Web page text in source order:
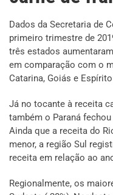
Dados da Secretaria de
primeiro trimestre de
três estados
em comparação com o
Catarina, Goiás e
Já no tocante à receita
também o Paraná
Ainda que a receita do
menor, a região Sul
receita em relação ao
Regionalmente, os